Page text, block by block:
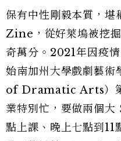
保有中性剛毅本質，堪
Zine，從好萊塢被挖
奇萬分。2021年因疫
始南加州大學戲劇藝
of Dramatic Arts）第
業特別忙，要做兩個
點上課、晚上七點到11